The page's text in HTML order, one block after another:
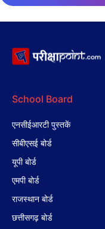
School Board
एनसीईआरटी पुस्तकें
सीबीएसई बोर्ड
यूपी बोर्ड
एमपी बोर्ड
राजस्थान बोर्ड
छत्तीसगढ़ बोर्ड